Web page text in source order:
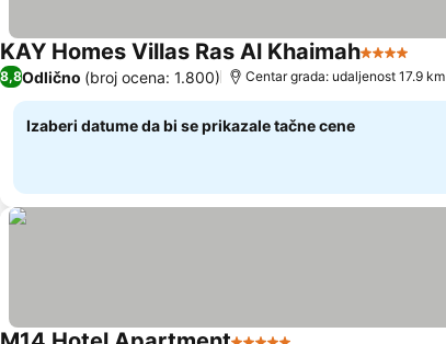
KAY Homes Villas Ras Al Khaimah4 Zvezdice
8,8Odlično (broj ocena: 1.800) Centar grada: udaljenost 17.9 km
Izaberi datume da bi se prikazale tačne cene